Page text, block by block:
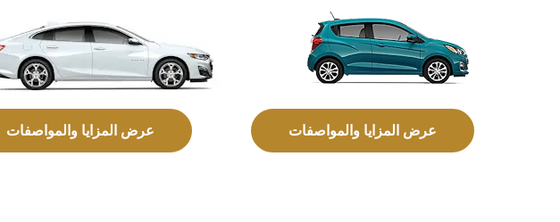
عرض المزايا والمواصفات عرض المزايا والمواصفات